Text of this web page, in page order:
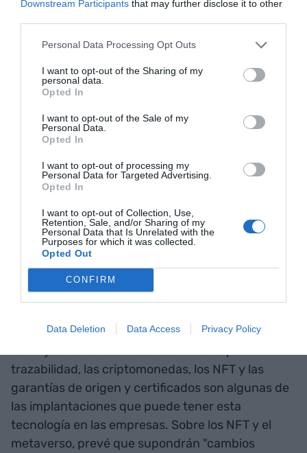
Downstream Participants that may further disclose it to other
Personal Data Processing Opt Outs
I want to opt-out of the Sharing of my
personal data.
Opted In
I want to opt-out of the Sale of my
Personal Data.
Opted In
I want to opt-out of processing my
Personal Data for Targeted Advertising.
Opted In
I want to opt-out of Collection, Use,
Retention, Sale, and/or Sharing of my
Personal Data that Is Unrelated with the
Purposes for which it was collected.
Opted Out
CONFIRM
Data Deletion Data Access Privacy Policy
"40 años haciendo hardware y ahora nos
adentramos al software, innovando y ofreciendo
nuevos servicios", señaló Valls, destacando su
apuesta por la investigación. Una innovación que
se traduce en la investigación de nuevos
productos y nuevos mercados.
El mundo del blockchain
startup especializada en la tecnología blockchain
y que ayuda a empresas a digitalizar sus procesos
para mejorar los resultados. "No nos asustemos,
no pensemos que esta tecnología está pensada
solo para grandes empresas. Está preparada para
trazabilidad, las criptomonedas, los NFT y las
garantías de origen y certificados son algunas de
las implantaciones que puede tener esta
tecnología en las empresas. Sobre los NFT y el
metaverso, prevé que supondrán "cambios